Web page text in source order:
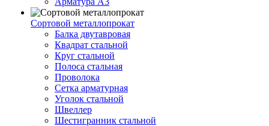
Сортовой металлопрокат
Балка двутавровая
Квадрат стальной
Круг стальной
Полоса стальная
Проволока
Сетка арматурная
Уголок стальной
Швеллер
Шестигранник стальной